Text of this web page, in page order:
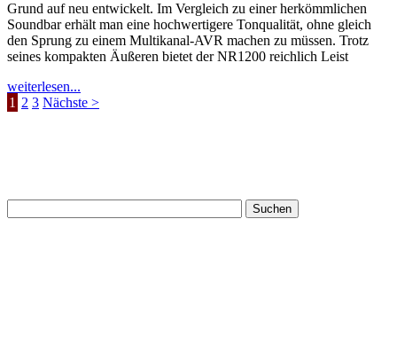
Grund auf neu entwickelt. Im Vergleich zu einer herkömmlichen
Soundbar erhält man eine hochwertigere Tonqualität, ohne gleich
den Sprung zu einem Multikanal-AVR machen zu müssen. Trotz
seines kompakten Äußeren bietet der NR1200 reichlich Leist
weiterlesen...
1 2 3 Nächste >